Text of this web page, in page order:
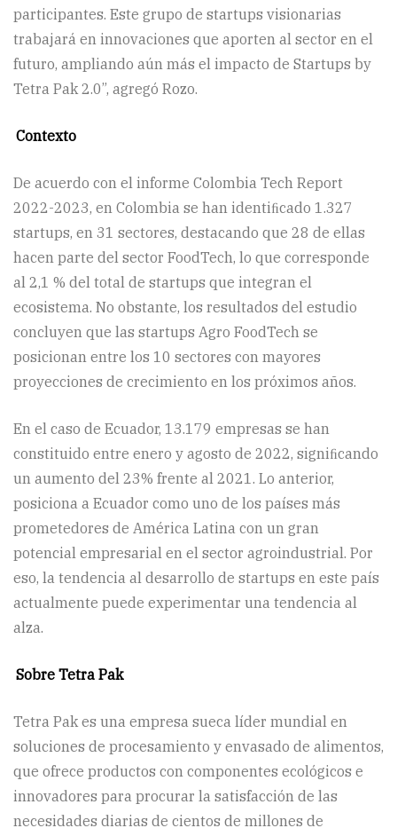
participantes. Este grupo de startups visionarias
trabajará en innovaciones que aporten al sector en el
futuro, ampliando aún más el impacto de Startups by
Tetra Pak 2.0”, agregó Rozo.
Contexto
De acuerdo con el informe Colombia Tech Report
2022-2023, en Colombia se han identiﬁcado 1.327
startups, en 31 sectores, destacando que 28 de ellas
hacen parte del sector FoodTech, lo que corresponde
al 2,1 % del total de startups que integran el
ecosistema. No obstante, los resultados del estudio
concluyen que las startups Agro FoodTech se
posicionan entre los 10 sectores con mayores
proyecciones de crecimiento en los próximos años.
En el caso de Ecuador, 13.179 empresas se han
constituido entre enero y agosto de 2022, signiﬁcando
un aumento del 23% frente al 2021. Lo anterior,
posiciona a Ecuador como uno de los países más
prometedores de América Latina con un gran
potencial empresarial en el sector agroindustrial. Por
eso, la tendencia al desarrollo de startups en este país
actualmente puede experimentar una tendencia al
alza.
Sobre Tetra Pak
Tetra Pak es una empresa sueca líder mundial en
soluciones de procesamiento y envasado de alimentos,
que ofrece productos con componentes ecológicos e
innovadores para procurar la satisfacción de las
necesidades diarias de cientos de millones de